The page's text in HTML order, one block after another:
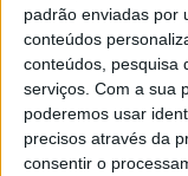
padrão enviadas por
conteúdos
conteúdos, pesquisa
serviços. Com a sua
poderemos usar
precisos através da
consentir o
O Auditório do
sessão de
Alcains da
que já conta com